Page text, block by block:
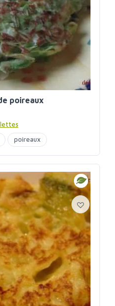
poireaux
poireaux